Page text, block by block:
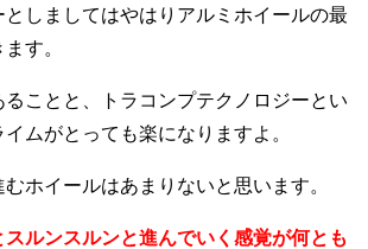
としましてはやはりアルミホイールの最
す。
ことと、トラコンプテクノロジーとい
ムがとっても楽になりますよ。
ホイールはあまりないと思います。
スルンスルンと進んでいく感覚が何とも